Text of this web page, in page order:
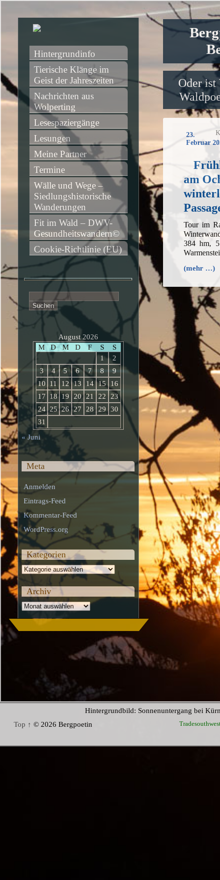
Oder ist
23.
Februar
am
Tour im
384 hm,
(mehr …)
Hintergrundinfo
Tierische Klänge im
Geist der Jahreszeiten
Nachrichten aus
Wolperting
Lesespaziergänge
Lesungen
Meine Partner
Termine
Wälle und Wege –
Siedlungshistorische
Wanderungen
Fit im Wald – DWV-
Gesundheitswandern©
Cookie-Richtlinie (EU)
nach:
August 2026
M
D M D F S
S
1
2
3
4 5 6 7 8
9
10
11 12 13 14 15
16
17
18 19 20 21 22
23
24 25 26 27 28 29
30
31
« Juni
Meta
Anmelden
Eintrags-Feed
Kommentar-Feed
WordPress.org
Kategorien
Kategorien
Archiv
Archiv
Hintergrundbild: Sonnenuntergang bei
Top ↑ © 2026 Bergpoetin